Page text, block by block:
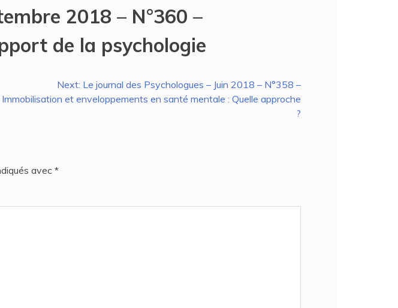
2018 – N°360 –
de la psychologie
Next: Le journal des Psychologues – Juin 2018 – N°358 –
Immobilisation et enveloppements en santé mentale : Quelle approche
?
avec *